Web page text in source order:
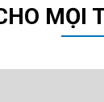
MỌI